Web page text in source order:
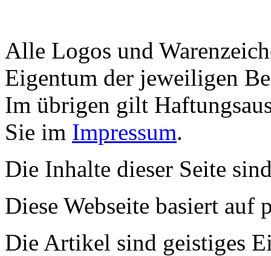
Alle Logos und
Eigentum der jeweiligen
Im übrigen gilt
Sie im Impressum.
Die Inhalte dieser Seite
Diese Webseite basiert auf
Die Artikel sind geistiges